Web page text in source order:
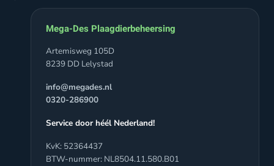
Mega-Des Plaagdierbeheersing
Artemisweg 105D
8239 DD Lelystad
info@megades.nl
0320-286900
Service door héél Nederland!
KvK: 52364437
BTW-nummer: NL8504.11.580.B01